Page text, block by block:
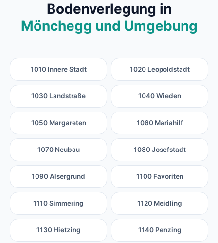
Bodenverlegung in
Mönchegg und Umgebung
1010 Innere Stadt 1020 Leopoldstadt
1030 Landstraße 1040 Wieden
1050 Margareten 1060 Mariahilf
1070 Neubau 1080 Josefstadt
1090 Alsergrund 1100 Favoriten
1110 Simmering 1120 Meidling
1130 Hietzing 1140 Penzing